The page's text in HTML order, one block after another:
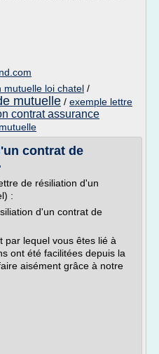
mutuelle loi chatel /
mutuelle / exemple lettre
contrat assurance
contrat de
de résiliation d'un
:
d'un contrat de
par lequel vous êtes lié à
ont été facilitées depuis la
aisément grâce à notre